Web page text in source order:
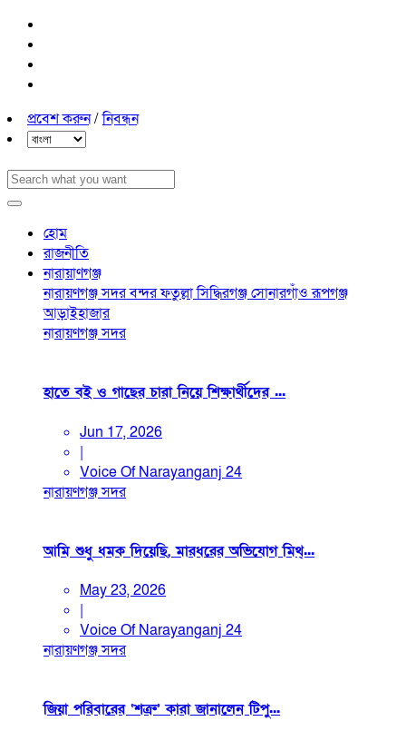
প্রবেশ করুন/নিবন্ধন
হোম
রাজনীতি
নারায়াণগঞ্জ
নারায়ণগঞ্জ সদরবন্দরফতুল্লাসিদ্ধিরগঞ্জসোনারগাঁওরূপগঞ্জ
আড়াইহাজার
নারায়ণগঞ্জ সদর
হাতে বই ও গাছের চারা নিয়ে শিক্ষার্থীদের ...
Jun 17, 2026
|
Voice Of Narayanganj 24
নারায়ণগঞ্জ সদর
আমি শুধু ধমক দিয়েছি, মারধরের অভিযোগ মিথ্...
May 23, 2026
|
Voice Of Narayanganj 24
নারায়ণগঞ্জ সদর
জিয়া পরিবারের ‘শত্রু’ কারা জানালেন টিপু...